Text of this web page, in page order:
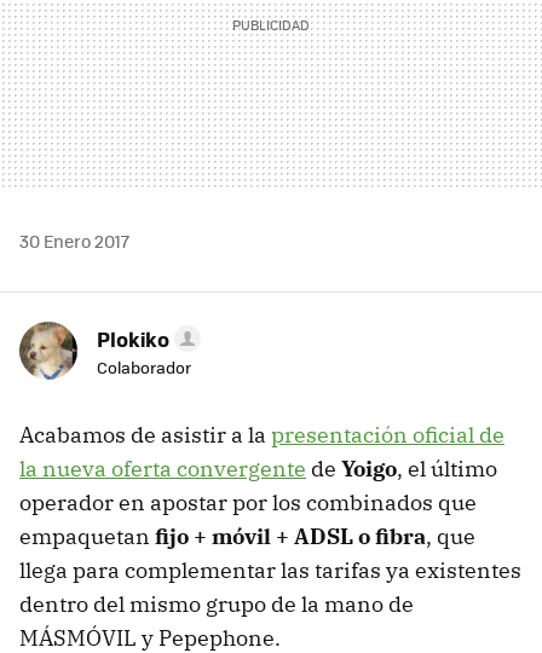
30 Enero 2017
Plokiko
Colaborador
Acabamos de asistir a la presentación oficial de
la nueva oferta convergente de Yoigo, el último
operador en apostar por los combinados que
empaquetan fijo + móvil + ADSL o fibra, que
llega para complementar las tarifas ya existentes
dentro del mismo grupo de la mano de
MÁSMÓVIL y Pepephone.